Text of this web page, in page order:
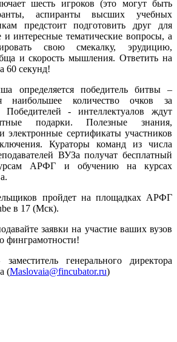
шесть игроков (это могут быть
аспиранты высших учебных
предстоит подготовить друг для
и интересные тематические вопросы, а
свою смекалку, эрудицию,
и скорость мышления. Ответить на
60 секунд!
определяется победитель битвы –
наибольшее количество очков за
Победителей - интеллектуалов ждут
подарки. Полезные знания,
электронные сертификаты участников
Кураторы команд из числа
ВУЗа получат бесплатный
АРФГ и обучению на курсах
пройдет на площадках АРФГ
в 17 (Мск).
заявки на участие ваших вузов
финграмотности!
генерального директора
(Maslovaia@fincubator.ru)